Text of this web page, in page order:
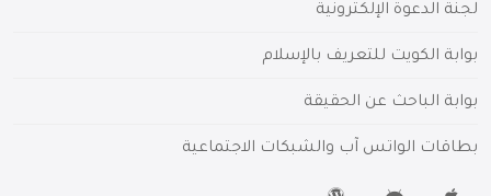
لجنة الدعوة الإلكترونية
بوابة الكويت للتعريف بالإسلام
بوابة الباحث عن الحقيقة
بطاقات الواتس آب والشبكات الاجتماعية